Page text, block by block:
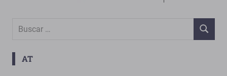
Buscar:
BUSCAR
AT